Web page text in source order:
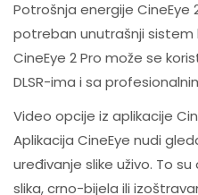
Potrošnja energije CineEye
potreban unutrašnji
CineEye 2 Pro može se
DLSR-ima i sa
Video opcije iz aplikacije
Aplikacija CineEye nudi
uređivanje slike uživo. To
slika, crno-bijela ili